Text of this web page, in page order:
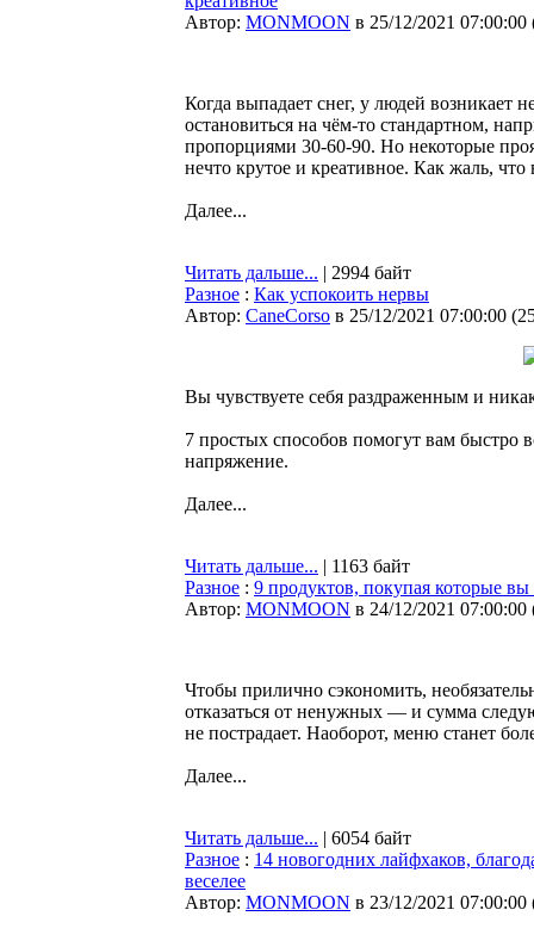
Автор: MONMOON в 25/12/2021 07:00:00
Когда выпадает снег, у людей возникает
остановиться на чём-то стандартном,
пропорциями 30-60-90. Но некоторые
нечто крутое и креативное. Как жаль, что
Далее...
Читать дальше... | 2994 байт
Разное : Как успокоить нервы
Автор: CaneCorso в 25/12/2021 07:00:00 (
Вы чувствуете себя раздраженным и
7 простых способов помогут вам быстро
напряжение.
Далее...
Читать дальше... | 1163 байт
Разное : 9 продуктов, покупая которые
Автор: MONMOON в 24/12/2021 07:00:00
Чтобы прилично сэкономить,
отказаться от ненужных — и сумма
не пострадает. Наоборот, меню станет
Далее...
Читать дальше... | 6054 байт
Разное : 14 новогодних лайфхаков,
веселее
Автор: MONMOON в 23/12/2021 07:00:00